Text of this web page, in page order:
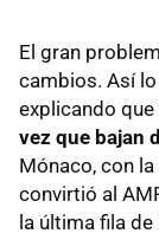
El gran
cambios. Así
explicando que
vez que bajan
Mónaco, con
convirtió al
la última fila